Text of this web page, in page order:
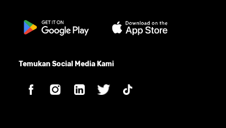
Temukan Social Media Kami